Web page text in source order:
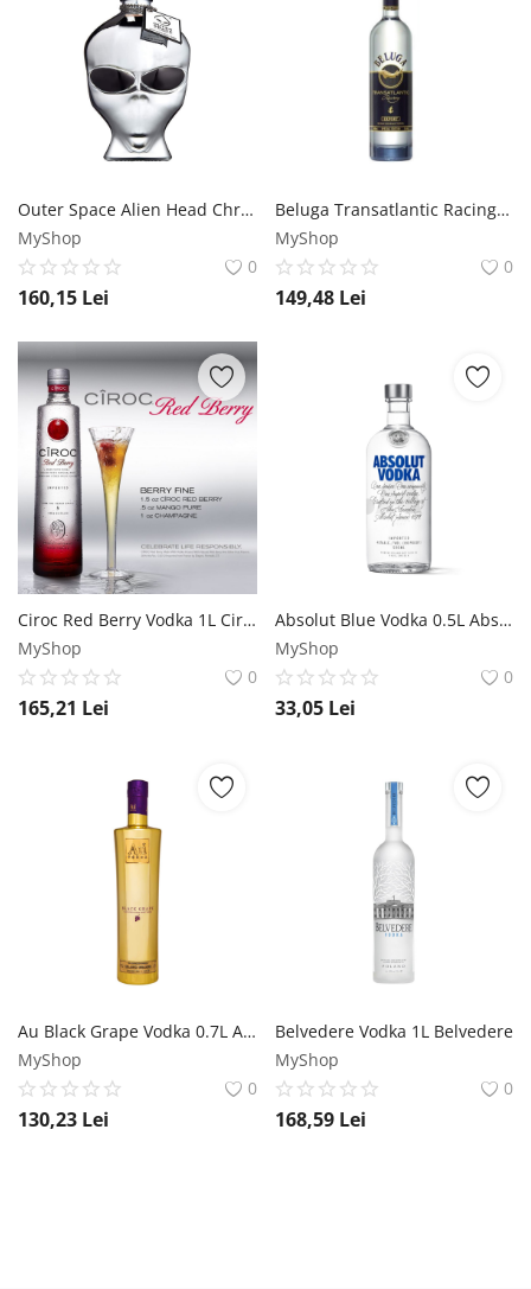
Outer Space Alien Head Chrome Edition Vodka 0.7L Outerspace
MyShop
0
160,15 Lei
Beluga Transatlantic Racing Vodka 0.7L Beluga
MyShop
0
149,48 Lei
Ciroc Red Berry Vodka 1L Ciroc
MyShop
0
165,21 Lei
Absolut Blue Vodka 0.5L Absolut
MyShop
0
33,05 Lei
Au Black Grape Vodka 0.7L Au Vodka
MyShop
0
130,23 Lei
Belvedere Vodka 1L Belvedere
MyShop
0
168,59 Lei